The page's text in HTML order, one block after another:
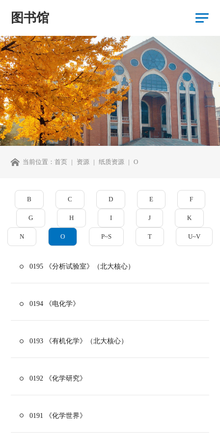
图书馆
当前位置：首页 资源 纸质资源 O
B C D E F
G H I J K
N O P~S T U~V
0195 《分析试验室》（北大核心）
0194 《电化学》
0193 《有机化学》（北大核心）
0192 《化学研究》
0191 《化学世界》